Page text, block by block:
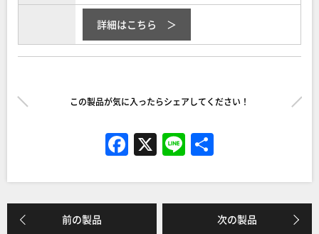
詳細はこちら
この製品が気に入ったらシェアしてください！
F
a
c
e
X Li
n
e
前の製品 次の製品